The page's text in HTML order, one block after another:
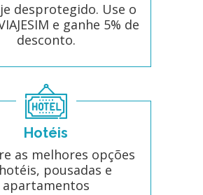
desprotegido. Use o
e ganhe 5% de
desconto.
Hotéis
as melhores opções
pousadas e
apartamentos